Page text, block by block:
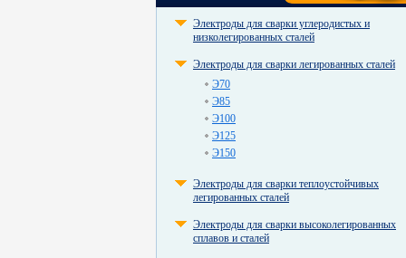
Электроды для сварки углеродистых и
низколегированных сталей
Электроды для сварки легированных сталей
Э70
Э85
Э100
Э125
Э150
Электроды для сварки теплоустойчивых
легированных сталей
Электроды для сварки высоколегированных
сплавов и сталей